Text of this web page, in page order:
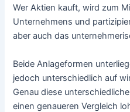
Wer Aktien kauft, wird zum
Unternehmens und
aber auch das
Beide Anlageformen
jedoch unterschiedlich auf
Genau diese
einen genaueren Vergleich